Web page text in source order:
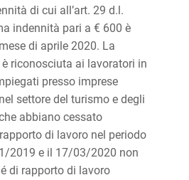
di cui all’art. 29 d.l.
indennità pari a € 600 è
di aprile 2020. La
riconosciuta ai lavoratori in
presso imprese
settore del turismo e degli
abbiano cessato
di lavoro nel periodo
2019 e il 17/03/2020 non
di rapporto di lavoro